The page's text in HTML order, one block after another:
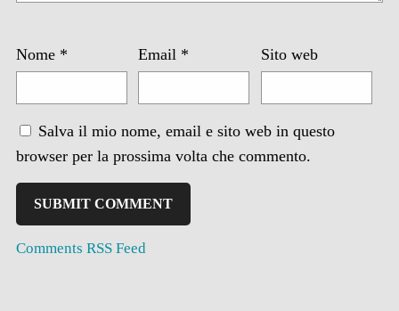
Nome * Email * Sito web
Salva il mio nome, email e sito web in questo
browser per la prossima volta che commento.
Comments RSS Feed